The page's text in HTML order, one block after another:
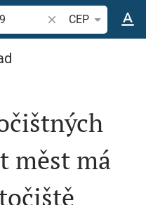
Vyhledat biblický
CEP
měst má